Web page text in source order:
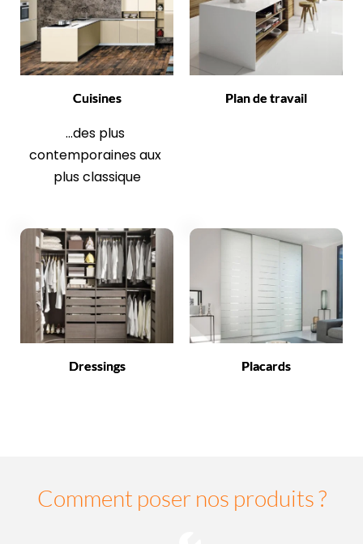
Cuisines
...des plus
contemporaines aux
plus classique
Plan de travail
Dressings Placards
Comment poser nos produits ?